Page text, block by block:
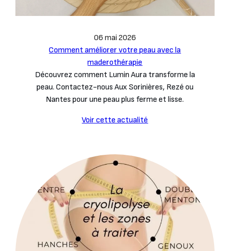
06 mai 2026
Comment améliorer votre peau avec la
maderothérapie
Découvrez comment Lumin Aura transforme la
peau. Contactez-nous Aux Sorinières, Rezé ou
Nantes pour une peau plus ferme et lisse.
Voir cette actualité